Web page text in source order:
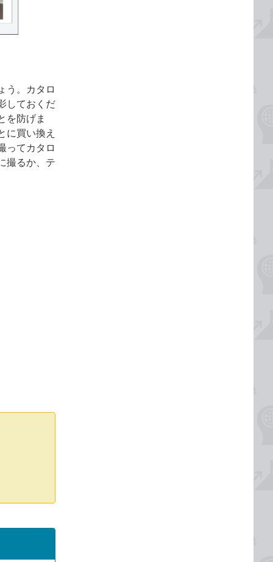
う。カタロ
しておくだ
を防げま
に買い換え
ってカタロ
撮るか、テ